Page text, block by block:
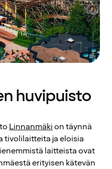
huvipuisto
Linnanmäkion täynnä
tivolilaitteita ja eloisia
laitteista ovat
erityisen kätevän